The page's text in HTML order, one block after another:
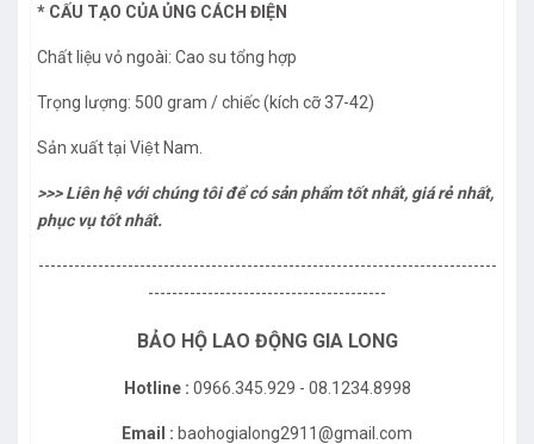
* CẤU TẠO CỦA ỦNG CÁCH ĐIỆN
Chất liệu vỏ ngoài: Cao su tổng hợp
Trọng lượng: 500 gram / chiếc (kích cỡ 37-42)
Sản xuất tại Việt Nam.
>>> Liên hệ với chúng tôi để có sản phẩm tốt nhất, giá rẻ nhất,
phục vụ tốt nhất.
-----------------------------------------------------------------------------
----------------------------------------
BẢO HỘ LAO ĐỘNG GIA LONG
Hotline : 0966.345.929 - 08.1234.8998
Email : baohogialong2911@gmail.com